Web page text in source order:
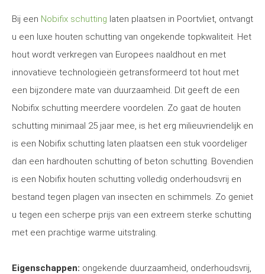
Bij een Nobifix schutting laten plaatsen in Poortvliet, ontvangt
u een luxe houten schutting van ongekende topkwaliteit. Het
hout wordt verkregen van Europees naaldhout en met
innovatieve technologieën getransformeerd tot hout met
een bijzondere mate van duurzaamheid. Dit geeft de een
Nobifix schutting meerdere voordelen. Zo gaat de houten
schutting minimaal 25 jaar mee, is het erg milieuvriendelijk en
is een Nobifix schutting laten plaatsen een stuk voordeliger
dan een hardhouten schutting of beton schutting. Bovendien
is een Nobifix houten schutting volledig onderhoudsvrij en
bestand tegen plagen van insecten en schimmels. Zo geniet
u tegen een scherpe prijs van een extreem sterke schutting
met een prachtige warme uitstraling.
Eigenschappen: ongekende duurzaamheid, onderhoudsvrij,